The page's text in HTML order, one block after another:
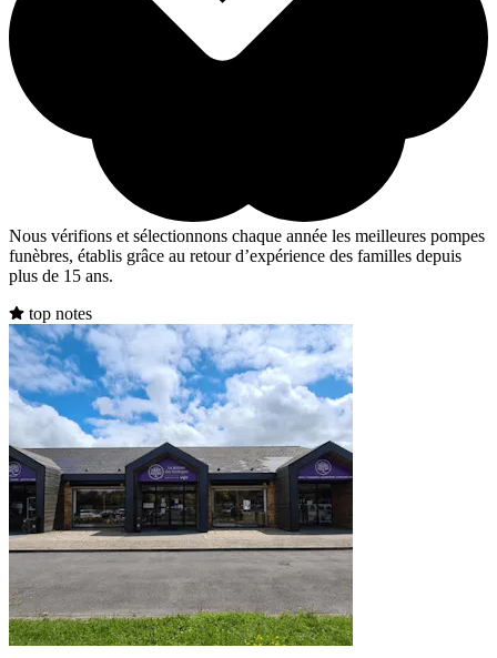
Nous vérifions et sélectionnons chaque année les meilleures pompes
funèbres, établis grâce au retour d’expérience des familles depuis
plus de 15 ans.
top notes